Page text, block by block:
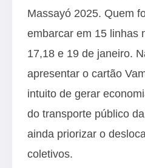
Massayó 2025. Quem
embarcar em 15 linhas
17,18 e 19 de janeiro.
apresentar o cartão
intuito de gerar
do transporte público
ainda priorizar o
coletivos.